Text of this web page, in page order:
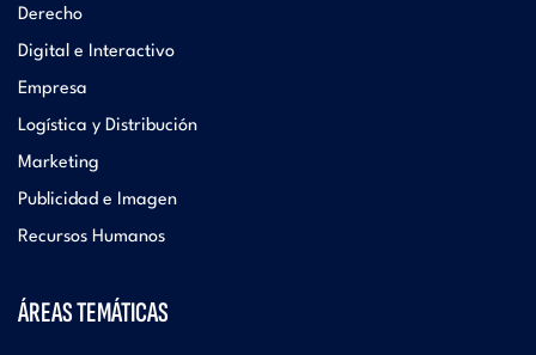
Derecho
Digital e Interactivo
Empresa
Logística y Distribución
Marketing
Publicidad e Imagen
Recursos Humanos
ÁREAS TEMÁTICAS